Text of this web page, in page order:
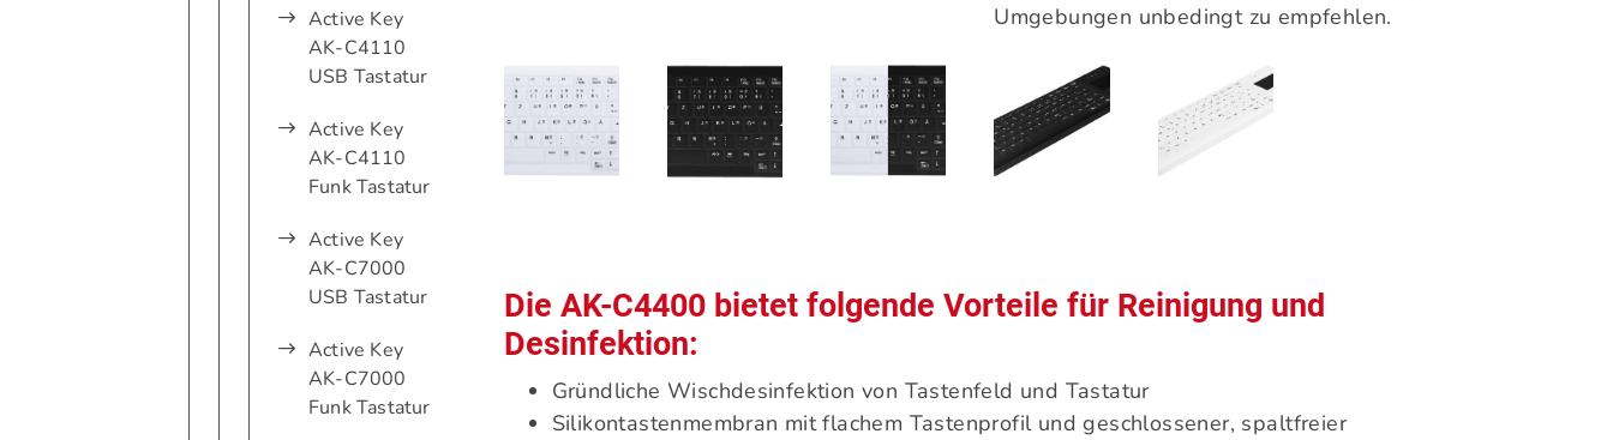
Umgebungen unbedingt zu empfehlen.
Die AK-C4400 bietet folgende Vorteile für Reinigung und
Desinfektion:
Gründliche Wischdesinfektion von Tastenfeld und Tastatur
Silikontastenmembran mit flachem Tastenprofil und geschlossener, spaltfreier
Active Key
AK-C4110
USB Tastatur
Active Key
AK-C4110
Funk Tastatur
Active Key
AK-C7000
USB Tastatur
Active Key
AK-C7000
Funk Tastatur